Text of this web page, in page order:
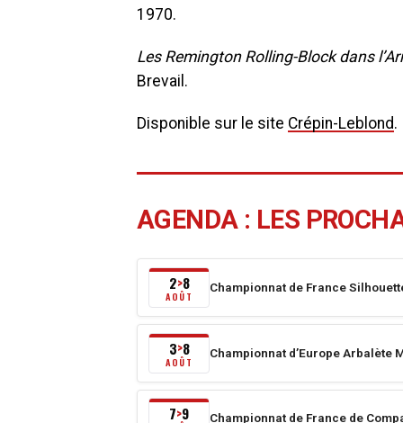
1970.
Les Remington Rolling-Block dans
Brevail.
Disponible sur le site Crépin-Leblond.
AGENDA : LES
2
août
2026
au
8
2>8
AOÛT
Championnat de France
3
août
3>8
AOÛT
Championnat d’Europe Arbalète
7>9 Championnat de France de